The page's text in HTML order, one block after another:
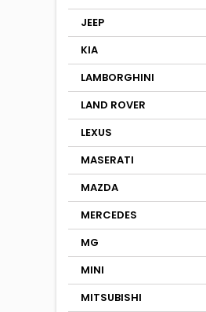
JEEP
KIA
LAMBORGHINI
LAND ROVER
LEXUS
MASERATI
MAZDA
MERCEDES
MG
MINI
MITSUBISHI